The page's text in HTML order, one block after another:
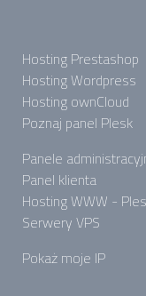
Hosting Prestashop
Hosting Wordpress
Hosting ownCloud
Poznaj panel Plesk
Panele
Panel klienta
Hosting WWW -
Serwery VPS
Pokaż moje IP